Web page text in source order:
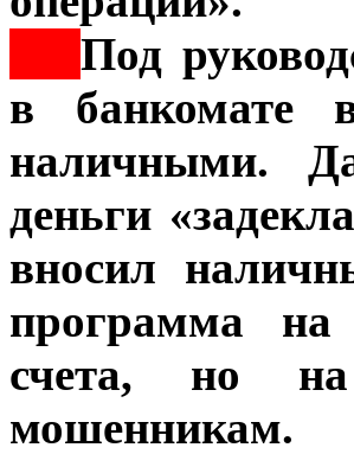
Под
в банкомате
наличными.
деньги
вносил
программа на
счета, но
мошенникам.